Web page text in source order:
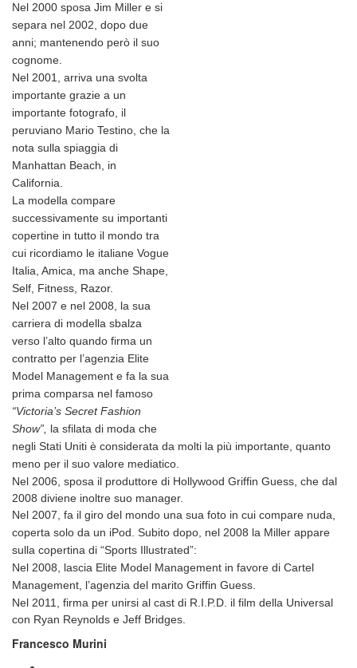
Nel 2000 sposa Jim Miller e si
separa nel 2002, dopo due
anni; mantenendo però il suo
cognome.
Nel 2001, arriva una svolta
importante grazie a un
importante fotografo, il
peruviano Mario Testino, che la
nota sulla spiaggia di
Manhattan Beach, in
California.
La modella compare
successivamente su importanti
copertine in tutto il mondo tra
cui ricordiamo le italiane Vogue
Italia, Amica, ma anche Shape,
Self, Fitness, Razor.
Nel 2007 e nel 2008, la sua
carriera di modella sbalza
verso l’alto quando firma un
contratto per l’agenzia Elite
Model Management e fa la sua
prima comparsa nel famoso
“Victoria’s Secret Fashion
Show”, la sfilata di moda che
negli Stati Uniti è considerata da molti la più importante, quanto
meno per il suo valore mediatico.
Nel 2006, sposa il produttore di Hollywood Griffin Guess, che dal
2008 diviene inoltre suo manager.
Nel 2007, fa il giro del mondo una sua foto in cui compare nuda,
coperta solo da un iPod. Subito dopo, nel 2008 la Miller appare
sulla copertina di “Sports Illustrated”:
Nel 2008, lascia Elite Model Management in favore di Cartel
Management, l’agenzia del marito Griffin Guess.
Nel 2011, firma per unirsi al cast di R.I.P.D. il film della Universal
con Ryan Reynolds e Jeff Bridges.
Francesco Murini